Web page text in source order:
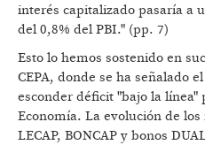
interés capitalizado pasaría a
del 0,8% del PBI." (pp. 7)
Esto lo hemos sostenido en
CEPA, donde se ha señalado
esconder déficit "bajo la
Economía. La evolución de
LECAP, BONCAP y bonos